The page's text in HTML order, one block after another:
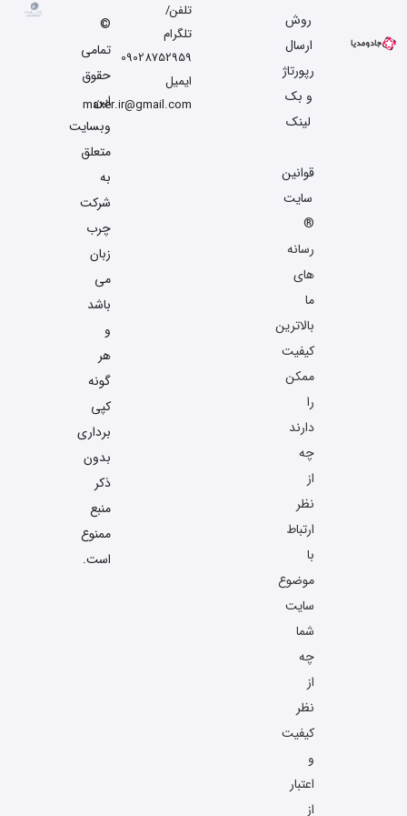
روش
ارسال
رپورتاژ
و بک
لینک
قوانین
سایت
®
رسانه
های
ما
بالاترین
کیفیت
ممکن
را
دارند
چه
از
نظر
ارتباط
با
موضوع
سایت
شما
چه
از
نظر
کیفیت
و
اعتبار
از
تلفن/
تلگرام
09028752959
ایمیل
maxer.ir@gmail.com
©
تمامی
حقوق
این
وبسایت
متعلق
به
شرکت
چرب
زبان
می
باشد
و
هر
گونه
کپی
برداری
بدون
ذکر
منبع
ممنوع
است.